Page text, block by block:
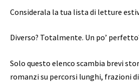
Considerala la tua lista di letture
Diverso? Totalmente. Un po’
Solo questo elenco scambia brevi
romanzi su percorsi lunghi, frazioni